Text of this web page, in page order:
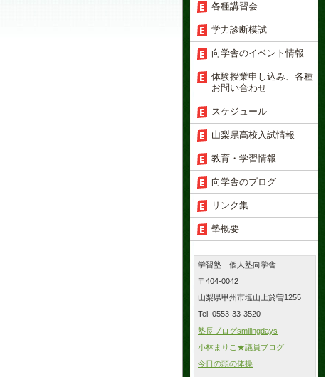
各種講習会
学力診断模試
向学舎のイベント情報
体験授業申し込み、各種
お問い合わせ
スケジュール
山梨県高校入試情報
教育・学習情報
向学舎のブログ
リンク集
塾概要
学習塾 個人塾向学舎
〒404-0042
山梨県甲州市塩山上於曽1255
Tel 0553-33-3520
塾長ブログsmilingdays
小林まりこ★議員ブログ
今日の頭の体操